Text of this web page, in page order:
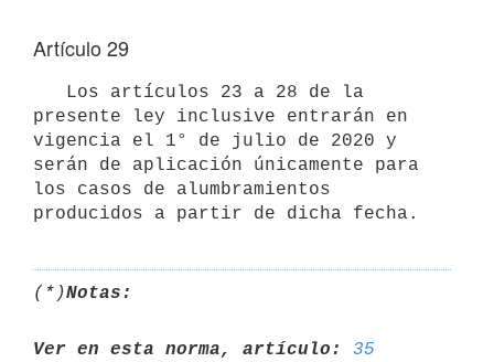
Artículo 29
presente ley inclusive entrarán en
vigencia el 1° de julio de 2020 y
serán de aplicación únicamente para
los casos de alumbramientos
(*)Notas:
Ver en esta norma, artículo: 35